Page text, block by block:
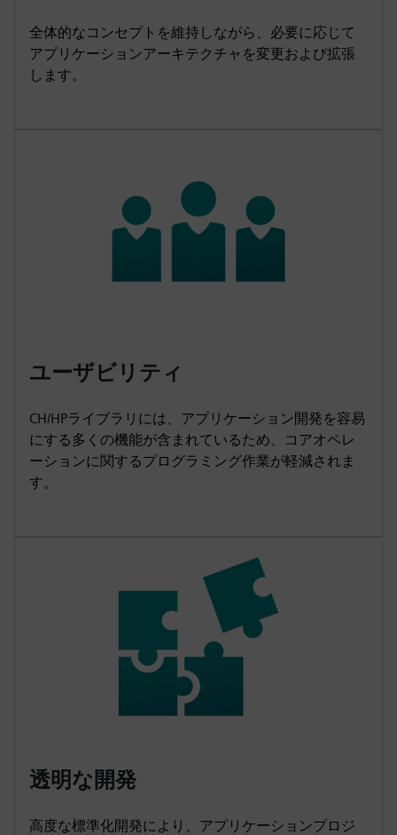
全体的なコンセプトを維持しながら、必要に応じて
アプリケーションアーキテクチャを変更および拡張
します。
ユーザビリティ
CH/HPライブラリには、アプリケーション開発を容易
にする多くの機能が含まれているため、コアオペレ
ーションに関するプログラミング作業が軽減されま
す。
透明な開発
高度な標準化開発により、アプリケーションプロジ